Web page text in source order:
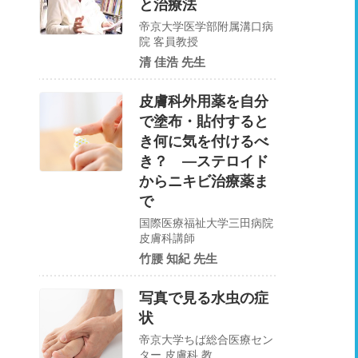
と治療法
帝京大学医学部附属溝口病
院 客員教授
清 佳浩 先生
皮膚科外用薬を自分
で塗布・貼付すると
き何に気を付けるべ
き？ ―ステロイド
からニキビ治療薬ま
で
国際医療福祉大学三田病院
皮膚科講師
竹腰 知紀 先生
写真で見る水虫の症
状
帝京大学ちば総合医療セン
ター 皮膚科 教...